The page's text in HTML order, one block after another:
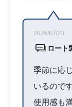
ロー
2026/07/23
季節に応
いるので
使用感も